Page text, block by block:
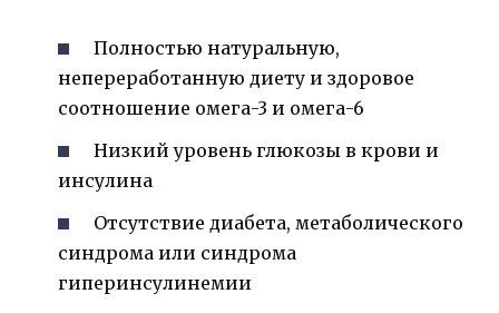
Полностью натуральную,
непереработанную диету и здоровое
соотношение омега-3 и омега-6
Низкий уровень глюкозы в крови и
инсулина
Отсутствие диабета, метаболического
синдрома или синдрома
гиперинсулинемии